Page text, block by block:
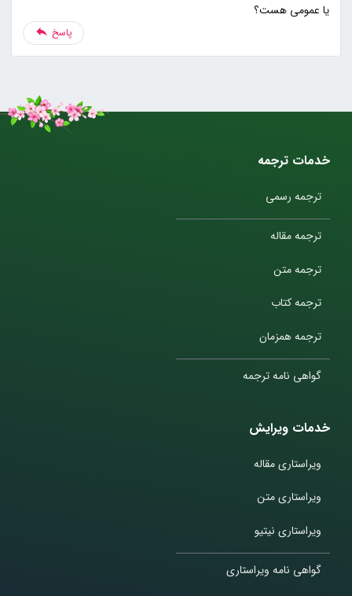
یا عمومی هست؟
پاسخ
خدمات ترجمه
ترجمه رسمی
ترجمه مقاله
ترجمه متن
ترجمه کتاب
ترجمه همزمان
گواهی نامه ترجمه
خدمات ویرایش
ویراستاری مقاله
ویراستاری متن
ویراستاری نیتیو
گواهی نامه ویراستاری